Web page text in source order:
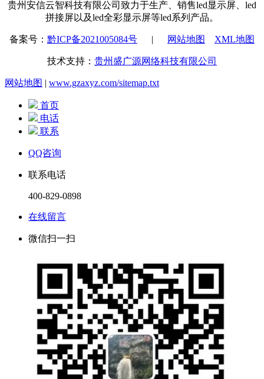
贵州安信云智科技有限公司致力于生产、销售led显示屏、led
拼接屏以及led全彩显示屏等led系列产品。
备案号： 黔ICP备2021005084号 | 网站地图 XML地图
技术支持： 贵州盛广源网络科技有限公司
网站地图 | www.gzaxyz.com/sitemap.txt
首页
电话
联系
QQ咨询
联系电话
400-829-0898
在线留言
微信扫一扫